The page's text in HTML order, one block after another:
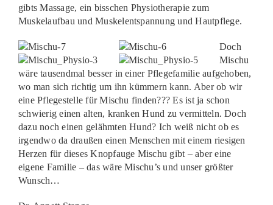
gibts Massage, ein bisschen Physiotherapie zum
Muskelaufbau und Muskelentspannung und Hautpflege.
Doch
Mischu
wäre tausendmal besser in einer Pflegefamilie aufgehoben,
wo man sich richtig um ihn kümmern kann. Aber ob wir
eine Pflegestelle für Mischu finden??? Es ist ja schon
schwierig einen alten, kranken Hund zu vermitteln. Doch
dazu noch einen gelähmten Hund? Ich weiß nicht ob es
irgendwo da draußen einen Menschen mit einem riesigen
Herzen für dieses Knopfauge Mischu gibt – aber eine
eigene Familie – das wäre Mischu’s und unser größter
Wunsch…